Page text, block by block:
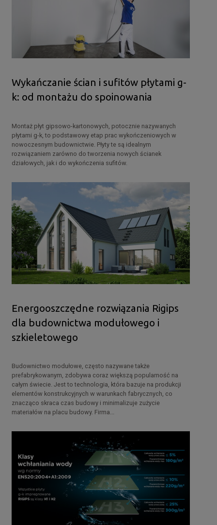
Wykańczanie ścian i sufitów płytami g-
k: od montażu do spoinowania
Montaż płyt gipsowo-kartonowych, potocznie nazywanych
płytami g-k, to podstawowy etap prac wykończeniowych w
nowoczesnym budownictwie. Płyty te są idealnym
rozwiązaniem zarówno do tworzenia nowych ścianek
działowych, jak i do wykończenia sufitów.
Energooszczędne rozwiązania Rigips
dla budownictwa modułowego i
szkieletowego
Budownictwo modułowe, często nazywane także
prefabrykowanym, zdobywa coraz większą popularność na
całym świecie. Jest to technologia, która bazuje na produkcji
elementów konstrukcyjnych w warunkach fabrycznych, co
znacząco skraca czas budowy i minimalizuje zużycie
materiałów na placu budowy. Firma...